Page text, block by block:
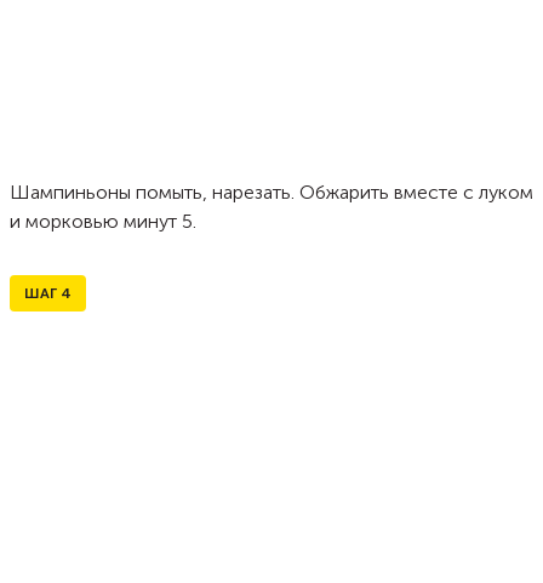
Шампиньоны помыть, нарезать. Обжарить вместе с луком
и морковью минут 5.
ШАГ 4